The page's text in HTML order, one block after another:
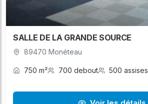
SALLE DE LA GRANDE SOURCE
89470 Monéteau
750 m² 700 debout 500 assises